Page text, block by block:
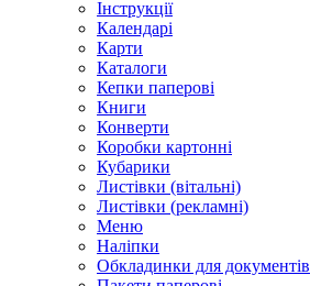
Інструкції
Календарі
Карти
Каталоги
Кепки паперові
Книги
Конверти
Коробки картонні
Кубарики
Листівки (вітальні)
Листівки (рекламні)
Меню
Наліпки
Обкладинки для документів